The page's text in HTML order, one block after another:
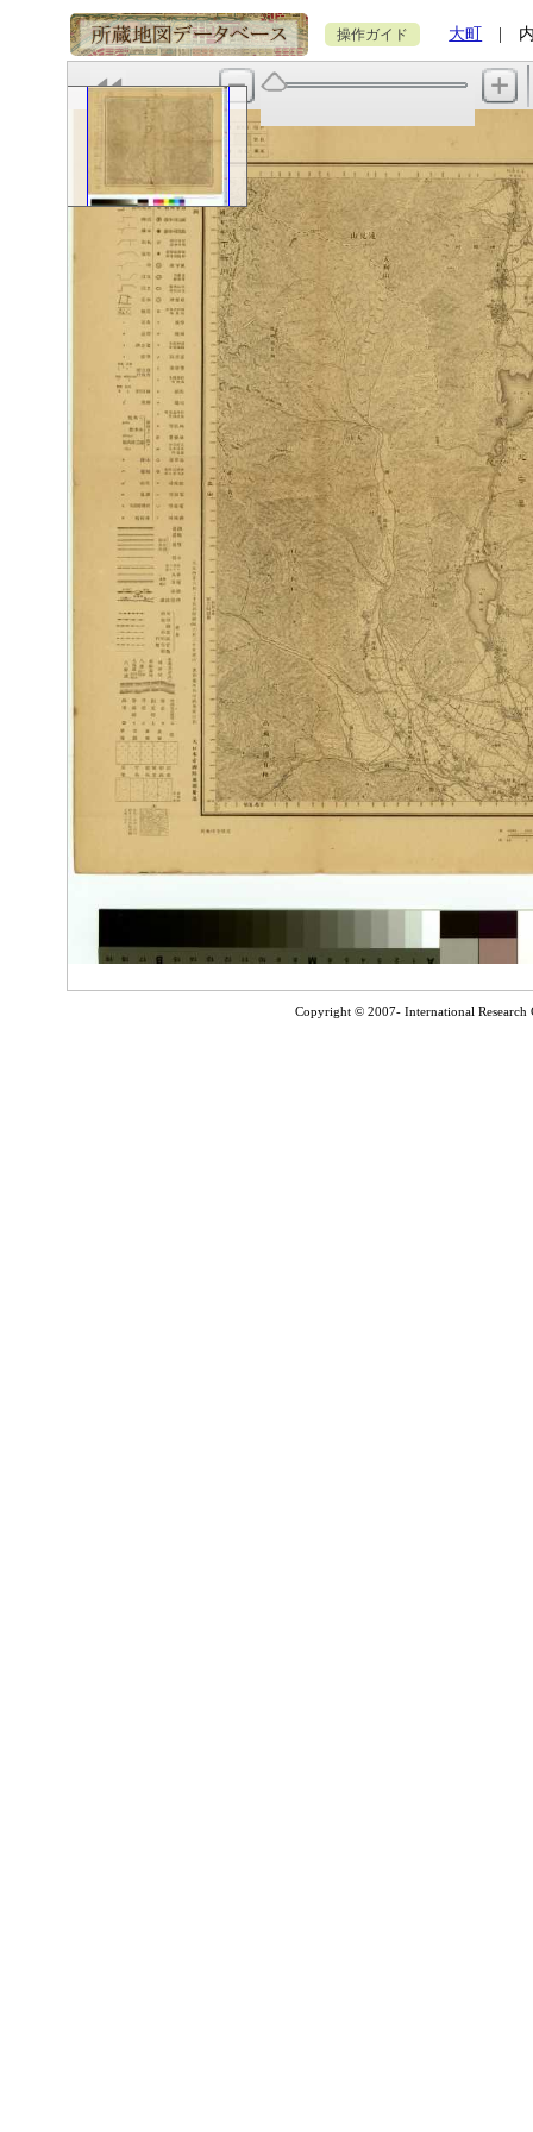
操作ガイド 大町 | 内
Copyright © 2007- International Research